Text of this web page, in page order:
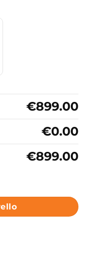
€899.00
€0.00
€899.00
con lavabo in